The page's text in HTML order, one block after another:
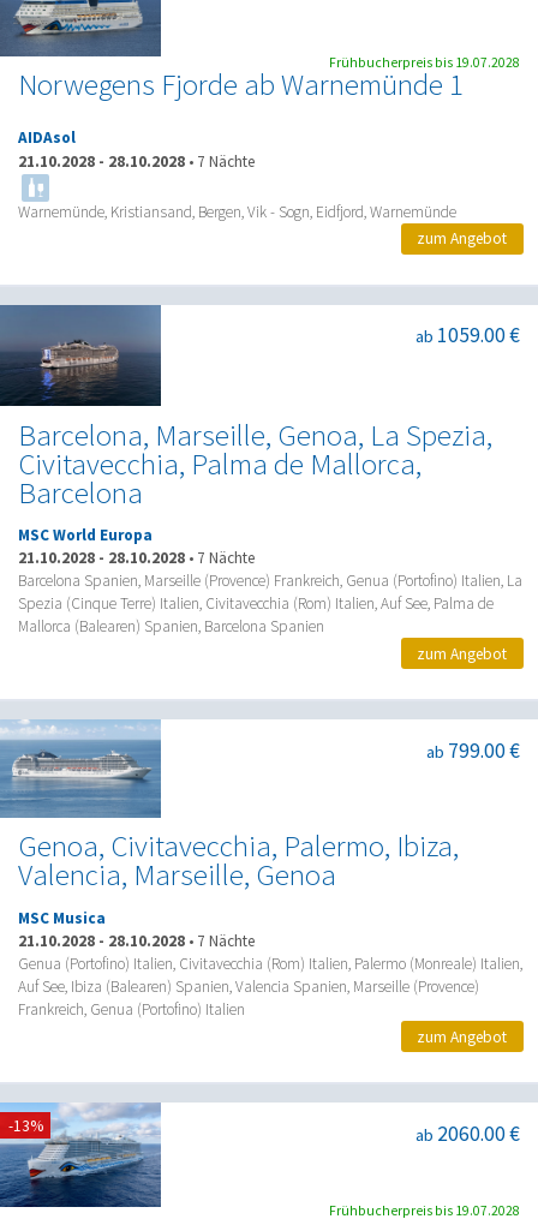
Norwegens Fjorde ab Warnemünde 1
AIDAsol
21.10.2028 - 28.10.2028 • 7 Nächte
Warnemünde, Kristiansand, Bergen, Vik - Sogn, Eidfjord, Warnemünde
Frühbucherpreis bis 19.07.2028
zum Angebot
Barcelona, Marseille, Genoa, La Spezia,
Civitavecchia, Palma de Mallorca,
Barcelona
ab 1059.00 €
MSC World Europa
21.10.2028 - 28.10.2028 • 7 Nächte
Barcelona Spanien, Marseille (Provence) Frankreich, Genua (Portofino) Italien, La
Spezia (Cinque Terre) Italien, Civitavecchia (Rom) Italien, Auf See, Palma de
Mallorca (Balearen) Spanien, Barcelona Spanien
zum Angebot
Genoa, Civitavecchia, Palermo, Ibiza,
Valencia, Marseille, Genoa
ab 799.00 €
MSC Musica
21.10.2028 - 28.10.2028 • 7 Nächte
Genua (Portofino) Italien, Civitavecchia (Rom) Italien, Palermo (Monreale) Italien,
Auf See, Ibiza (Balearen) Spanien, Valencia Spanien, Marseille (Provence)
Frankreich, Genua (Portofino) Italien
zum Angebot
ab 2060.00 €
-13%
Frühbucherpreis bis 19.07.2028